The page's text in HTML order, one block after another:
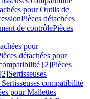
pour Outils de
Pièces détachées
de contrôlePièces
pour
détachées pour
[2]Pièces
Sertisseuses
compatibilité
pour Mallettes